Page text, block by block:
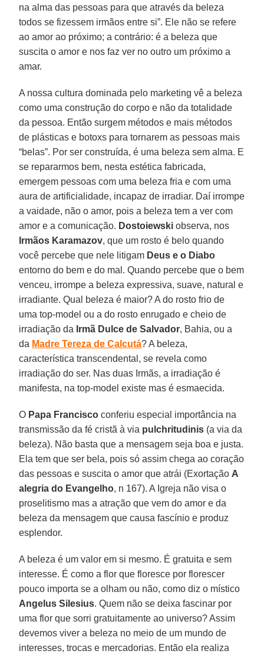
na alma das pessoas para que através da beleza
todos se fizessem irmãos entre si”. Ele não se refere
ao amor ao próximo; a contrário: é a beleza que
suscita o amor e nos faz ver no outro um próximo a
amar.
A nossa cultura dominada pelo marketing vê a beleza
como uma construção do corpo e não da totalidade
da pessoa. Então surgem métodos e mais métodos
de plásticas e botoxs para tornarem as pessoas mais
“belas”. Por ser construída, é uma beleza sem alma. E
se repararmos bem, nesta estética fabricada,
emergem pessoas com uma beleza fria e com uma
aura de artificialidade, incapaz de irradiar. Daí irrompe
a vaidade, não o amor, pois a beleza tem a ver com
amor e a comunicação. Dostoiewski observa, nos
Irmãos Karamazov, que um rosto é belo quando
você percebe que nele litigam Deus e o Diabo
entorno do bem e do mal. Quando percebe que o bem
venceu, irrompe a beleza expressiva, suave, natural e
irradiante. Qual beleza é maior? A do rosto frio de
uma top-model ou a do rosto enrugado e cheio de
irradiação da Irmã Dulce de Salvador, Bahia, ou a
da Madre Tereza de Calcutá? A beleza,
característica transcendental, se revela como
irradiação do ser. Nas duas Irmãs, a irradiação é
manifesta, na top-model existe mas é esmaecida.
O Papa Francisco conferiu especial importância na
transmissão da fé cristã à via pulchritudinis (a via da
beleza). Não basta que a mensagem seja boa e justa.
Ela tem que ser bela, pois só assim chega ao coração
das pessoas e suscita o amor que atrái (Exortação A
alegria do Evangelho, n 167). A Igreja não visa o
proselitismo mas a atração que vem do amor e da
beleza da mensagem que causa fascínio e produz
esplendor.
A beleza é um valor em si mesmo. É gratuita e sem
interesse. É como a flor que floresce por florescer
pouco importa se a olham ou não, como diz o místico
Angelus Silesius. Quem não se deixa fascinar por
uma flor que sorri gratuitamente ao universo? Assim
devemos viver a beleza no meio de um mundo de
interesses, trocas e mercadorias. Então ela realiza